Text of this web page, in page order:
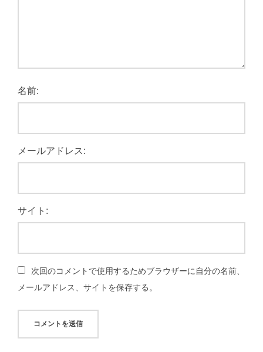
名前:
メールアドレス:
サイト:
次回のコメントで使用するためブラウザーに自分の名前、
メールアドレス、サイトを保存する。